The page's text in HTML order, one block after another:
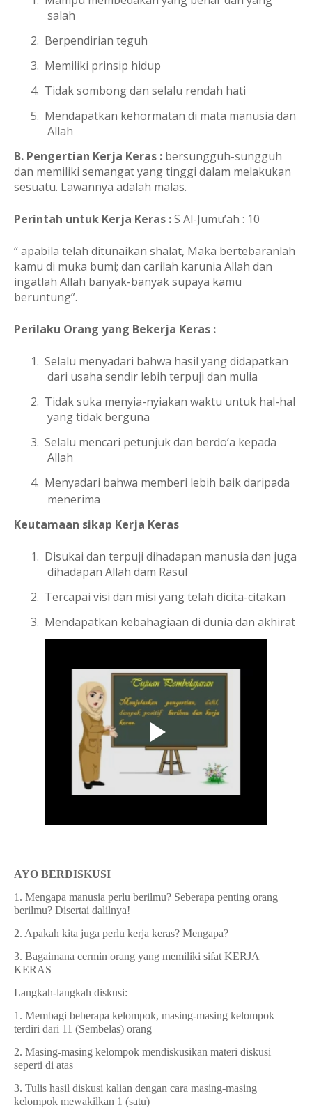
salah
2. Berpendirian teguh
3. Memiliki prinsip hidup
4. Tidak sombong dan selalu rendah hati
5. Mendapatkan kehormatan di mata manusia dan
Allah
B. Pengertian Kerja Keras : bersungguh-sungguh
dan memiliki semangat yang tinggi dalam melakukan
sesuatu. Lawannya adalah malas.
Perintah untuk Kerja Keras :S Al-Jumu’ah : 10
“ apabila telah ditunaikan shalat, Maka bertebaranlah
kamu di muka bumi; dan carilah karunia Allah dan
ingatlah Allah banyak-banyak supaya kamu
beruntung”.
Perilaku Orang yang Bekerja Keras :
1. Selalu menyadari bahwa hasil yang didapatkan
dari usaha sendir lebih terpuji dan mulia
2. Tidak suka menyia-nyiakan waktu untuk hal-hal
yang tidak berguna
3. Selalu mencari petunjuk dan berdo’a kepada
Allah
4. Menyadari bahwa memberi lebih baik daripada
menerima
Keutamaan sikap Kerja Keras
1. Disukai dan terpuji dihadapan manusia dan juga
dihadapan Allah dam Rasul
2. Tercapai visi dan misi yang telah dicita-citakan
3. Mendapatkan kebahagiaan di dunia dan akhirat
AYO BERDISKUSI
1. Mengapa manusia perlu berilmu? Seberapa penting orang
berilmu? Disertai dalilnya!
2. Apakah kita juga perlu kerja keras? Mengapa?
3. Bagaimana cermin orang yang memiliki sifat KERJA
KERAS
Langkah-langkah diskusi:
1. Membagi beberapa kelompok, masing-masing kelompok
terdiri dari 11 (Sembelas) orang
2. Masing-masing kelompok mendiskusikan materi diskusi
seperti di atas
3. Tulis hasil diskusi kalian dengan cara masing-masing
kelompok mewakilkan 1 (satu)